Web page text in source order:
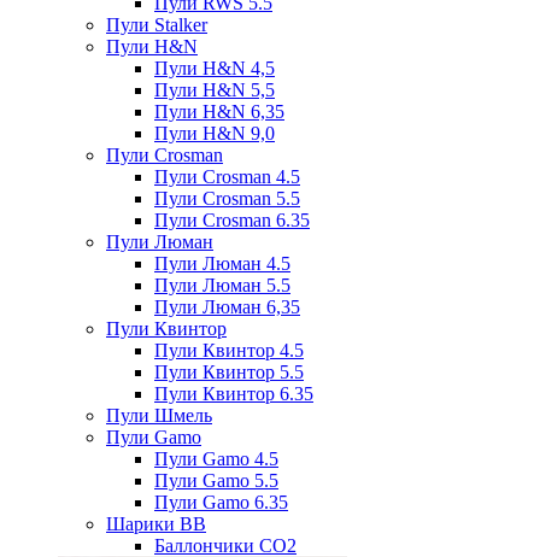
Пули Stalker
Пули H&N
Пули H&N 4,5
Пули H&N 5,5
Пули H&N 6,35
Пули H&N 9,0
Пули Crosman
Пули Crosman 4.5
Пули Crosman 5.5
Пули Crosman 6.35
Пули Люман
Пули Люман 4.5
Пули Люман 5.5
Пули Люман 6,35
Пули Квинтор
Пули Квинтор 4.5
Пули Квинтор 5.5
Пули Квинтор 6.35
Пули Шмель
Пули Gamo
Пули Gamo 4.5
Пули Gamo 5.5
Пули Gamo 6.35
Шарики BB
Баллончики CO2